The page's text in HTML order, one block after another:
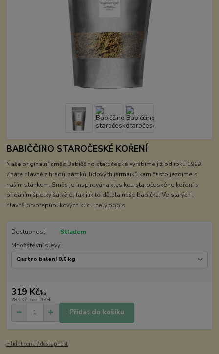
BABIČČINO STAROČESKÉ KOŘENÍ
Naše originální směs Babiččino staročeské vyrábíme již od roku 1999.
Znáte hlavně z hradů, zámků, lidových jarmarků kam často jezdíme s
naším stánkem. Směs je inspirována klasikou staročeského koření s
přidáním špetky šalvěje, tak jak to dělala naše babička. Ve starých ,
hlavně prvorepublikových kuc... celý popis
Dostupnost
Skladem
Množstevní slevy:
319 Kč/ks
285 Kč bez DPH
Přidat do košíku
Hlídat cenu / dostupnost